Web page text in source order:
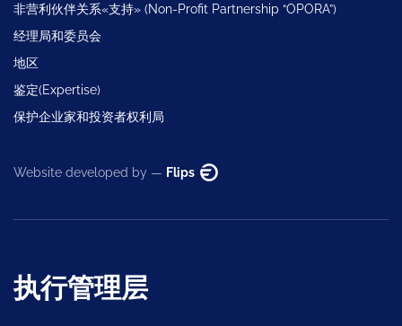
非营利伙伴关系«支持» (Non-Profit Partnership “OPORA”)
经理局和委员会
地区
鉴定(Expertise)
保护企业家和投资者权利局
Website developed by — Flips
执行管理层